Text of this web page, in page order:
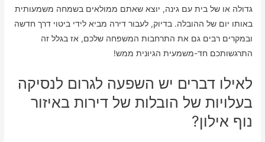
גדולה או של בית עם גינה, יוצא שאתם ממולאים בשמחה משמעותית
באותו יום של ההובלה. בדיוק, לעבור דירה מביא לידי ביטוי דרך חדשה
ובמקרים רבים גם את התרחבות המשפחה שלכם, אז בגלל זה
התרגשותכם חד-משמעית הגיונית ממש!
לאילו דברים יש השפעה לגרום לנסיקה
בעלויות של הובלות של דירות באיזור
נוף אילון?